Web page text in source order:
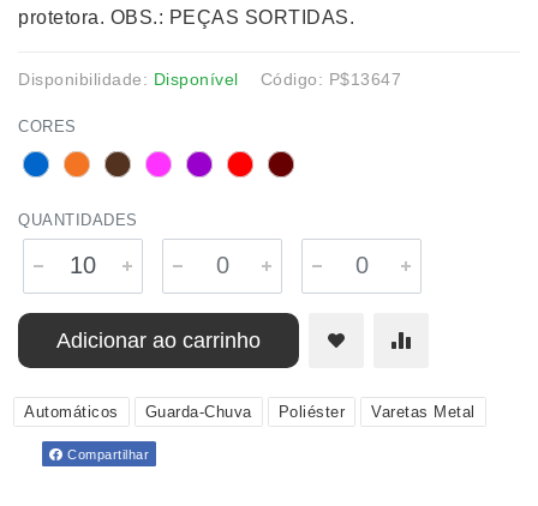
protetora. OBS.: PEÇAS SORTIDAS.
Disponibilidade: Disponível Código: P$13647
CORES
QUANTIDADES
Adicionar ao carrinho
Automáticos Guarda-Chuva Poliéster Varetas Metal
Compartilhar